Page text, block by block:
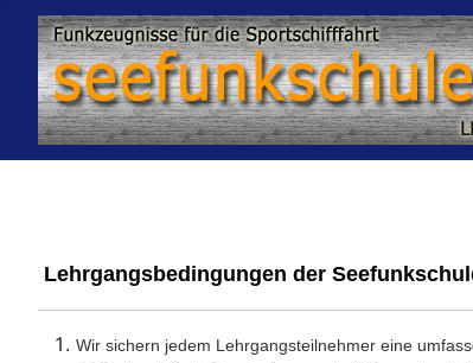
Lehrgangsbedingungen der
Wir sichern jedem Lehrgangsteilnehmer eine